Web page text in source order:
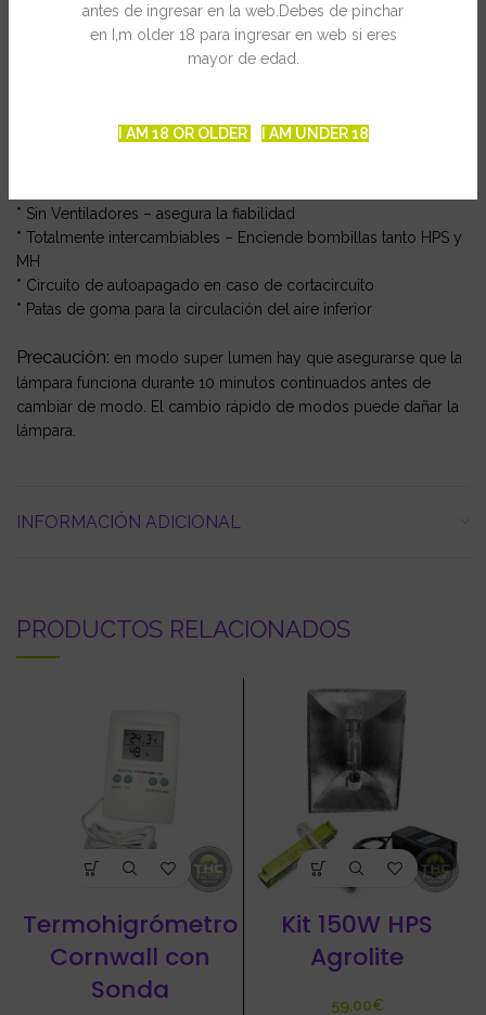
antes de ingresar en la web.Debes de pinchar
en I,m older 18 para ingresar en web si eres
mayor de edad.
I AM 18 OR OLDER I AM UNDER 18
* No hay partes móviles – produce menos calor
* El revestimiento interior es de resina para proteger los
componentes una larga vida
* Resistente al agua – selladas desde el interior
* Sin Ventiladores – asegura la fiabilidad
* Totalmente intercambiables – Enciende bombillas tanto HPS y
MH
* Circuito de autoapagado en caso de cortacircuito
* Patas de goma para la circulación del aire inferior
Precaución: en modo super lumen hay que asegurarse que la
lámpara funciona durante 10 minutos continuados antes de
cambiar de modo. El cambio rápido de modos puede dañar la
lámpara.
INFORMACIÓN ADICIONAL
PRODUCTOS RELACIONADOS
Termohigrómetro
Cornwall con
Sonda
Kit 150W HPS
Agrolite
€